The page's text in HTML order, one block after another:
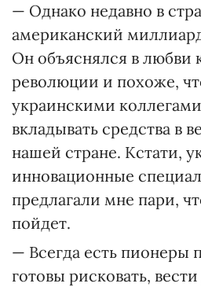
— Однако недавно в
американский
Он объяснялся в любви
революции и похоже,
украинскими
вкладывать средства в
нашей стране. Кстати,
инновационные
предлагали мне пари,
пойдет.
— Всегда есть пионеры
готовы рисковать,